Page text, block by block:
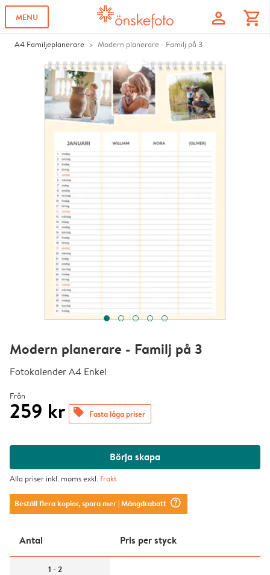
MENU profile shopping_cart
A4 Familjeplanerare Modern planerare - Familj på 3
Modern planerare - Familj på 3
Fotokalender A4 Enkel
Från
259 kr offers Fasta låga priser
Börja skapa
Alla priser inkl. moms exkl.frakt
Beställ flera kopior, spara mer| Mängdrabatt question_mark_circle
Antal Pris per styck
1 - 2